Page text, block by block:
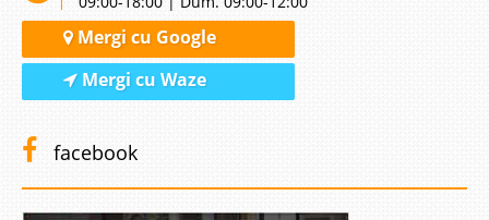
Mergi cu Google
Mergi cu Waze
facebook